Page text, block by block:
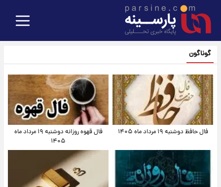
گوناگون
فال حافظ دوشنبه ۱۹ مرداد ماه ۱۴۰۵
فال قهوه روزانه دوشنبه ۱۹ مرداد ماه
۱۴۰۵